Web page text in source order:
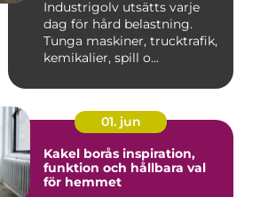
Industrigolv utsätts varje
dag för hård belastning.
Tunga maskiner, trucktrafik,
kemikalier, spill o...
01. jun
Kakel borås inspiration,
funktion och hållbara val
för hemmet